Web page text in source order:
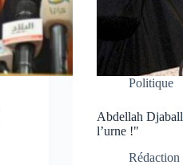
Politique
Abdellah
l’urne !"
Rédaction